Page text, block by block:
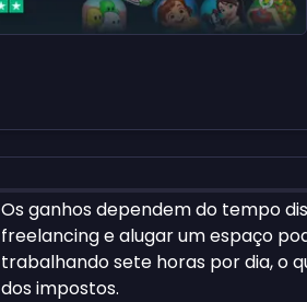
Os ganhos dependem do tempo
freelancing e alugar um espaço
trabalhando sete horas por dia, o
dos impostos.